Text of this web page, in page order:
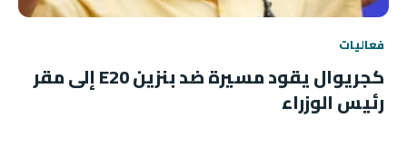
فعاليات
كجريوال يقود مسيرة ضد بنزين E20 إلى مقر
رئيس الوزراء